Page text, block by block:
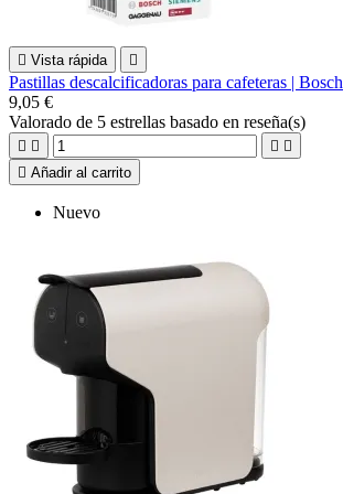
 Vista rápida 
Pastillas descalcificadoras para cafeteras | Bosch
9,05 €
Valorado de 5 estrellas basado en reseña(s)
   
 Añadir al carrito
Nuevo